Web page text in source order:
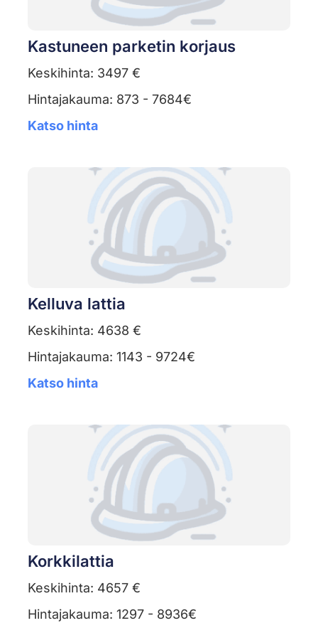
Kastuneen parketin korjaus
Keskihinta: 3497 €
Hintajakauma: 873 - 7684€
Katso hinta
Kelluva lattia
Keskihinta: 4638 €
Hintajakauma: 1143 - 9724€
Katso hinta
Korkkilattia
Keskihinta: 4657 €
Hintajakauma: 1297 - 8936€